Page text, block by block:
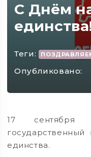
С Днём
Теги:
Опубликовано:
17 сентября
единства.